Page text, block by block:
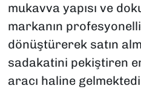
mukavva yapısı ve
markanın
dönüştürerek satın
sadakatini pekiştiren
aracı haline